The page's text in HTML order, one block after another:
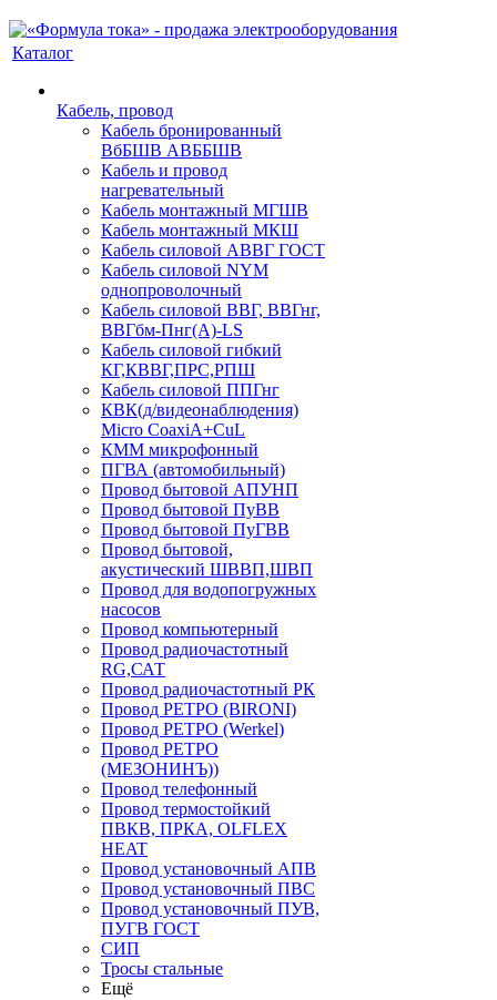
Каталог
Кабель, провод
Кабель бронированный
ВбБШВ АВББШВ
Кабель и провод
нагревательный
Кабель монтажный МГШВ
Кабель монтажный МКШ
Кабель силовой АВВГ ГОСТ
Кабель силовой NYM
однопроволочный
Кабель силовой ВВГ, ВВГнг,
ВВГбм-Пнг(А)-LS
Кабель силовой гибкий
КГ,КВВГ,ПРС,РПШ
Кабель силовой ППГнг
КВК(д/видеонаблюдения)
Micro CoaxiA+CuL
КММ микрофонный
ПГВА (автомобильный)
Провод бытовой АПУНП
Провод бытовой ПуВВ
Провод бытовой ПуГВВ
Провод бытовой,
акустический ШВВП,ШВП
Провод для водопогружных
насосов
Провод компьютерный
Провод радиочастотный
RG,САТ
Провод радиочастотный РК
Провод РЕТРО (BIRONI)
Провод РЕТРО (Werkel)
Провод РЕТРО
(МЕЗОНИНЪ))
Провод телефонный
Провод термостойкий
ПВКВ, ПРКА, OLFLEX
HEAT
Провод установочный АПВ
Провод установочный ПВС
Провод установочный ПУВ,
ПУГВ ГОСТ
СИП
Тросы стальные
Ещё